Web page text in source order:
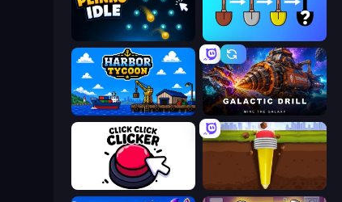
Plinko Idle
Harbor Tycoon Galactic Drill
Click Click Clicker Pen Dig